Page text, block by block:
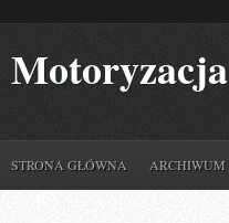
Motoryzacja
STRONA GŁÓWNA ARCHIWUM